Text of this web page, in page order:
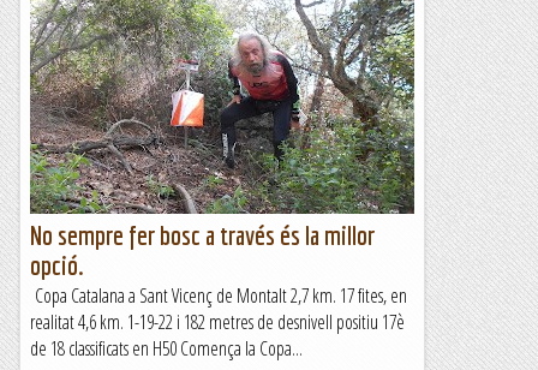
No sempre fer bosc a través és la millor
opció.
Copa Catalana a Sant Vicenç de Montalt 2,7 km. 17 fites, en
realitat 4,6 km. 1-19-22 i 182 metres de desnivell positiu 17è
de 18 classificats en H50 Comença la Copa...